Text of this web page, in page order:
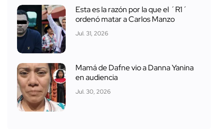
Esta es la razón por la que el ´R1´
ordenó matar a Carlos Manzo
Jul. 31, 2026
Mamá de Dafne vio a Danna Yanina
en audiencia
Jul. 30, 2026